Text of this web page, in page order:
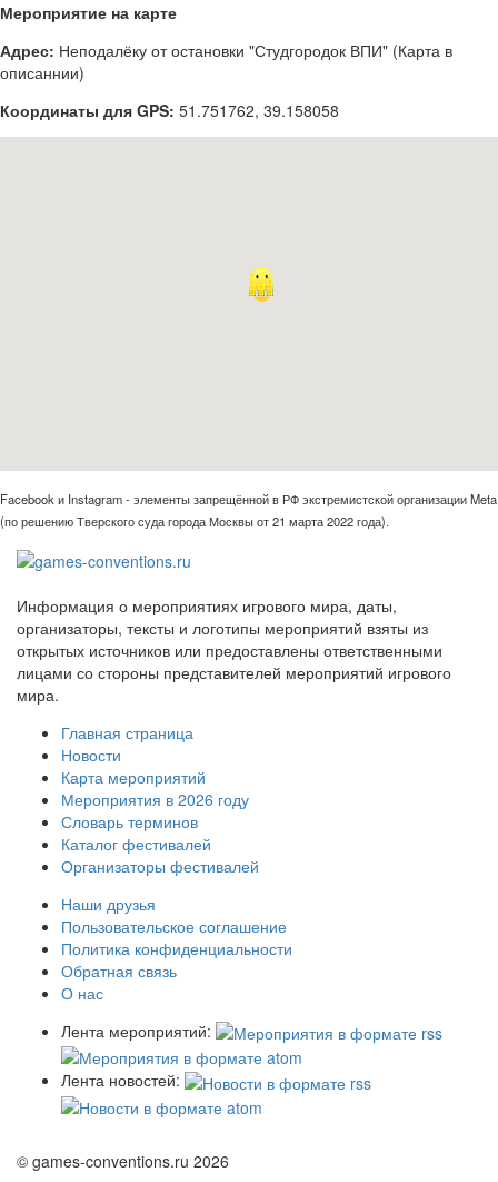
Мероприятие на карте
Адрес: Неподалёку от остановки "Студгородок ВПИ" (Карта в
описаннии)
Координаты для GPS: 51.751762, 39.158058
Facebook и Instagram - элементы запрещённой в РФ экстремистской организации Meta
(по решению Тверского суда города Москвы от 21 марта 2022 года).
Информация о мероприятиях игрового мира, даты,
организаторы, тексты и логотипы мероприятий взяты из
открытых источников или предоставлены ответственными
лицами со стороны представителей мероприятий игрового
мира.
Главная страница
Новости
Карта мероприятий
Мероприятия в 2026 году
Словарь терминов
Каталог фестивалей
Организаторы фестивалей
Наши друзья
Пользовательское соглашение
Политика конфиденциальности
Обратная связь
О нас
Лента мероприятий:
Лента новостей:
© games-conventions.ru 2026